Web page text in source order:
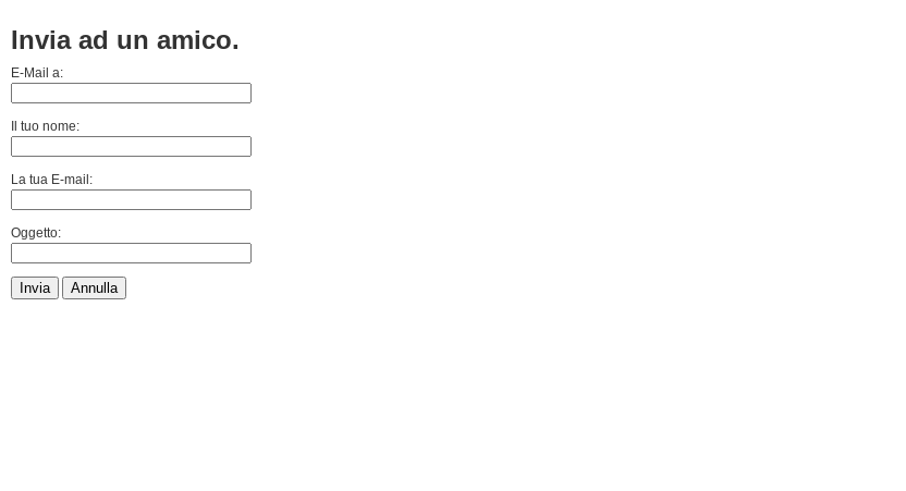
Invia ad un amico.
E-Mail a:
Il tuo nome:
La tua E-mail:
Oggetto:
Invia Annulla